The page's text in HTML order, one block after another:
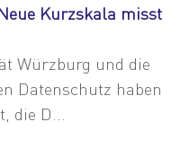
Kurzskala misst
Würzburg und die
Datenschutz haben
D...